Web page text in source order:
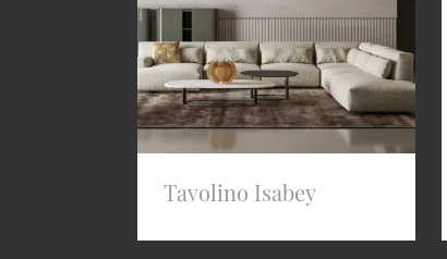
Tavolino Isabey